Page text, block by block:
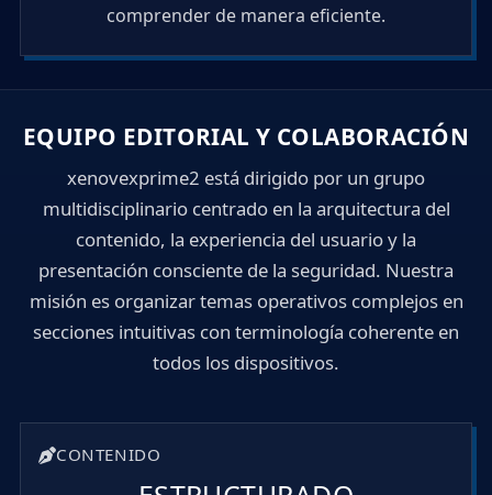
comprender de manera eficiente.
EQUIPO EDITORIAL Y COLABORACIÓN
xenovexprime2 está dirigido por un grupo
multidisciplinario centrado en la arquitectura del
contenido, la experiencia del usuario y la
presentación consciente de la seguridad. Nuestra
misión es organizar temas operativos complejos en
secciones intuitivas con terminología coherente en
todos los dispositivos.
CONTENIDO